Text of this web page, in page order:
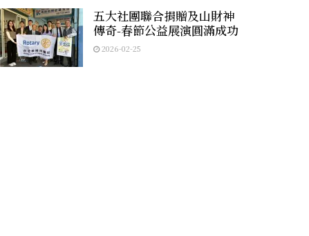
五大社團聯合捐贈及山財神
傳奇-春節公益展演圓滿成功
2026-02-25